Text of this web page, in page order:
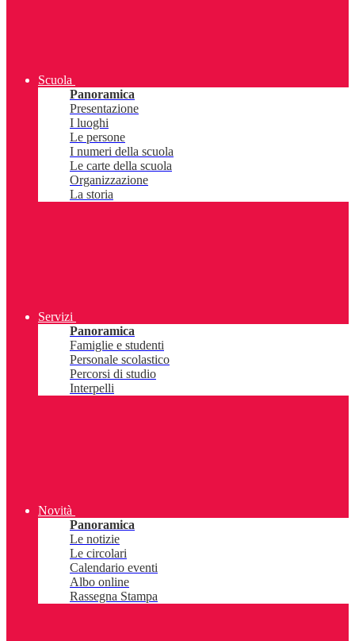
Scuola
Panoramica
Presentazione
I luoghi
Le persone
I numeri della scuola
Le carte della scuola
Organizzazione
La storia
Servizi
Panoramica
Famiglie e studenti
Personale scolastico
Percorsi di studio
Interpelli
Novità
Panoramica
Le notizie
Le circolari
Calendario eventi
Albo online
Rassegna Stampa